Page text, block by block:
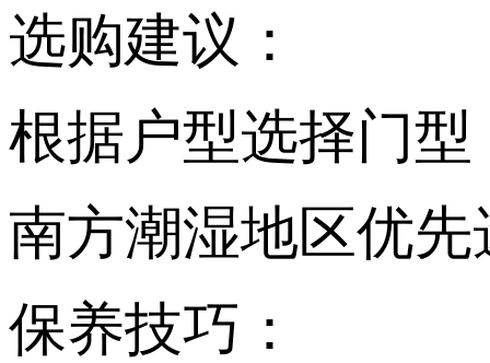
选购建议‌： ‌
根据户型选择门
南方潮湿地区优
保养技巧‌： ‌